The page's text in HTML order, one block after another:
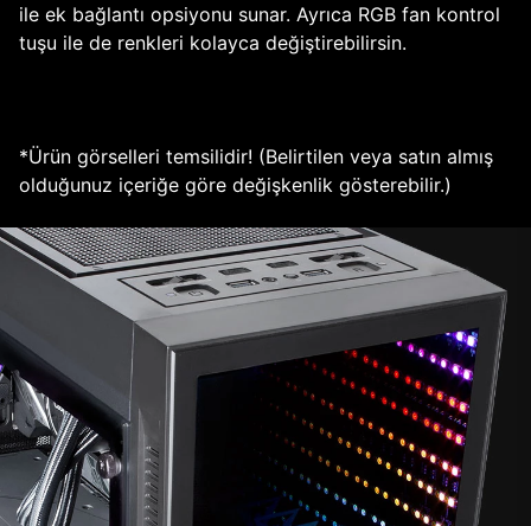
ile ek bağlantı opsiyonu sunar. Ayrıca RGB fan kontrol
tuşu ile de renkleri kolayca değiştirebilirsin.
*Ürün görselleri temsilidir! (Belirtilen veya satın almış
olduğunuz içeriğe göre değişkenlik gösterebilir.)